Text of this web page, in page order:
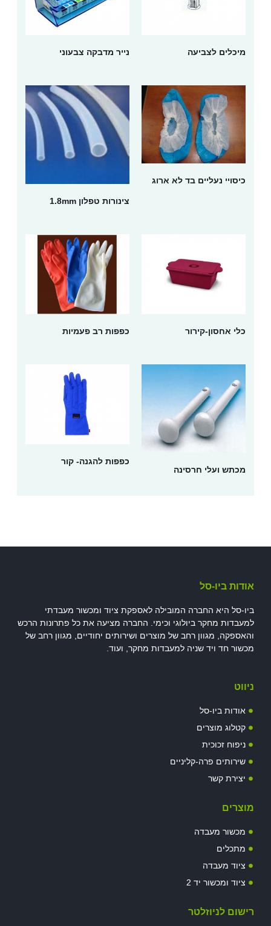
מיכלים לצביעה נייר מדבקה צבעוני
כיסויי נעליים בד לא ארוג
צינורות טפלון 1.8mm
כלי אחסון-קירור כפפות רב פעמיות
מכתש ועלי חרסינה
כפפות להגנה- קור
אודות ביו-סל
ביו-סל היא החברה המובילה לאספקת ציוד ומכשור מעבדתי
למעבדות מחקר ביולוגי וכימי. החברה מציעה את כל פתרונות הרכש
והאספקה, מגוון רחב של מוצרים ושירותים יחודיים, מגוון רחב של
מכשור חד ויד שניה למעבדות מחקר, ועוד.
ניווט
אודות ביו-סל
קטלוג מוצרים
ניפוח זכוכית
שירותים פרה-קליניים
יצירת קשר
מוצרים
מכשור מעבדה
מתכלים
ציוד מעבדה
ציוד ומכשור יד 2
רישום לניוזלטר